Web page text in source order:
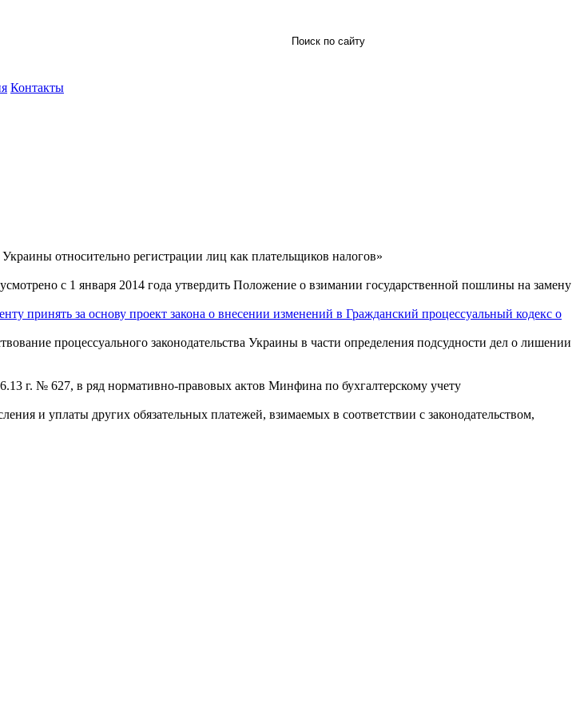
Контакты
относительно регистрации лиц как плательщиков налогов»
с 1 января 2014 года утвердить Положение о взимании государственной пошлины на замену
принять за основу проект закона о внесении изменений в Гражданский процессуальный кодекс о
процессуального законодательства Украины в части определения подсудности дел о лишении
г. № 627, в ряд нормативно-правовых актов Минфина по бухгалтерскому учету
и уплаты других обязательных платежей, взимаемых в соответствии с законодательством,